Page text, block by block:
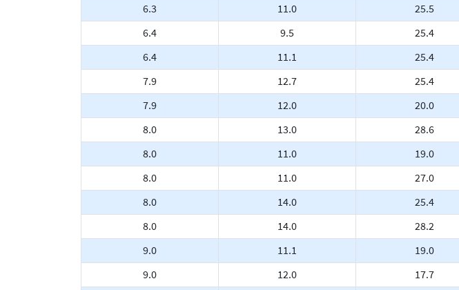
6.3
11.0 25.5
6.4
9.5 25.4
6.4
11.1 25.4
7.9
12.7 25.4
7.9
12.0 20.0
8.0
13.0 28.6
8.0
11.0 19.0
8.0
11.0 27.0
8.0
14.0 25.4
8.0
14.0 28.2
9.0
11.1 19.0
9.0
12.0 17.7